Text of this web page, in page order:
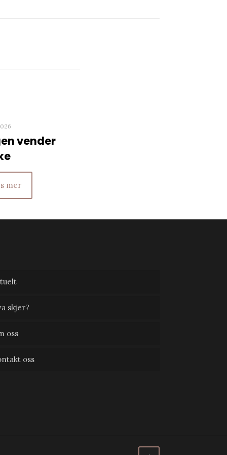
vender
mer
skjer?
oss
oss